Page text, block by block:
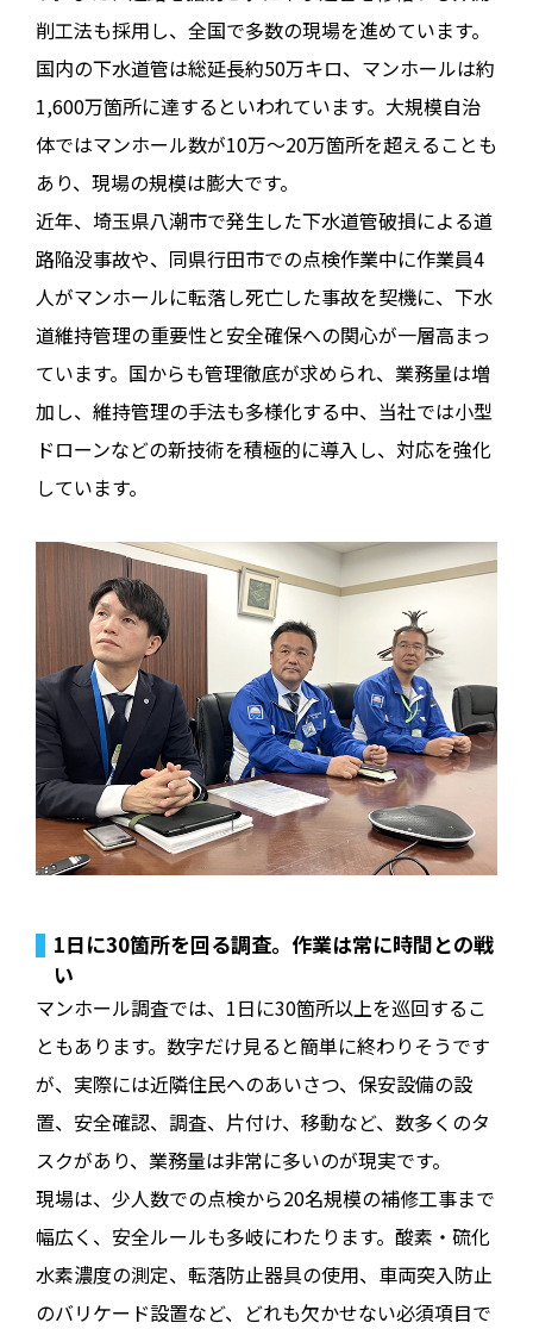
削工法も採用し、全国で多数の現場を進めています。
国内の下水道管は総延長約50万キロ、マンホールは約
1,600万箇所に達するといわれています。大規模自治
体ではマンホール数が10万～20万箇所を超えることも
あり、現場の規模は膨大です。
近年、埼玉県八潮市で発生した下水道管破損による道
路陥没事故や、同県行田市での点検作業中に作業員4
人がマンホールに転落し死亡した事故を契機に、下水
道維持管理の重要性と安全確保への関心が一層高まっ
ています。国からも管理徹底が求められ、業務量は増
加し、維持管理の手法も多様化する中、当社では小型
ドローンなどの新技術を積極的に導入し、対応を強化
しています。
1日に30箇所を回る調査。作業は常に時間との戦
い
マンホール調査では、1日に30箇所以上を巡回するこ
ともあります。数字だけ見ると簡単に終わりそうです
が、実際には近隣住民へのあいさつ、保安設備の設
置、安全確認、調査、片付け、移動など、数多くのタ
スクがあり、業務量は非常に多いのが現実です。
現場は、少人数での点検から20名規模の補修工事まで
幅広く、安全ルールも多岐にわたります。酸素・硫化
水素濃度の測定、転落防止器具の使用、車両突入防止
のバリケード設置など、どれも欠かせない必須項目で